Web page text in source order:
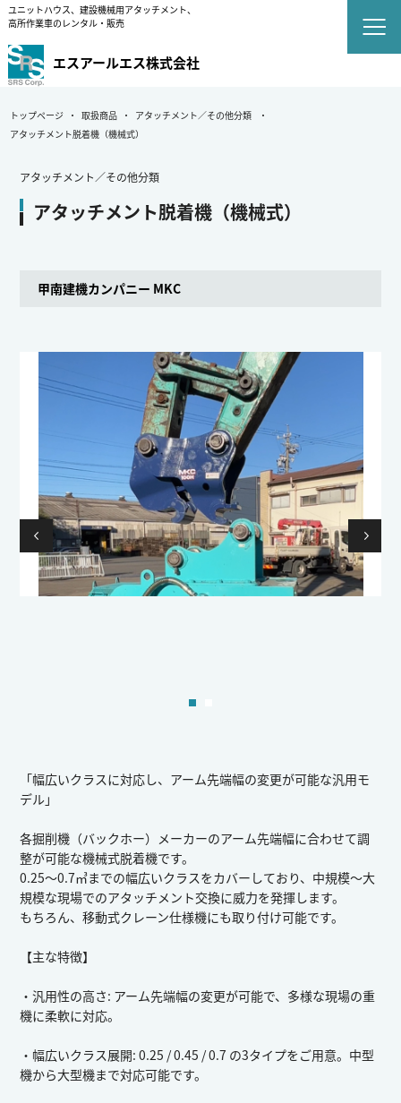
ユニットハウス、建設機械用アタッチメント、
高所作業車のレンタル・販売
エスアールエス株式会社
トップページ 取扱商品
アタッチメント／その他分類
アタッチメント脱着機（機械式）
アタッチメント／その他分類
アタッチメント脱着機（機械式）
甲南建機カンパニー MKC
「幅広いクラスに対応し、アーム先端幅の変更が可能な汎用モ
デル」
各掘削機（バックホー）メーカーのアーム先端幅に合わせて調
整が可能な機械式脱着機です。
0.25〜0.7㎥までの幅広いクラスをカバーしており、中規模〜大
規模な現場でのアタッチメント交換に威力を発揮します。
もちろん、移動式クレーン仕様機にも取り付け可能です。
【主な特徴】
・汎用性の高さ: アーム先端幅の変更が可能で、多様な現場の重
機に柔軟に対応。
・幅広いクラス展開: 0.25 / 0.45 / 0.7 の3タイプをご用意。中型
機から大型機まで対応可能です。